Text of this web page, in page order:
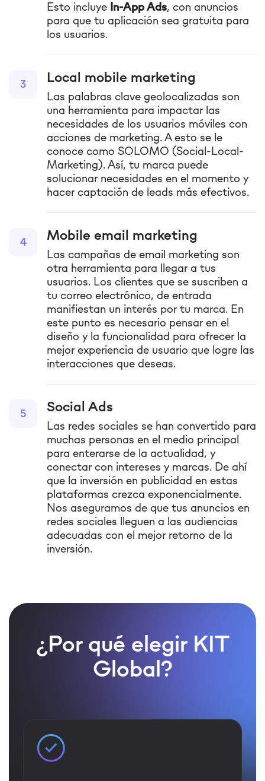
Esto incluye In-App Ads, con anuncios
para que tu aplicación sea gratuita para
los usuarios.
3 Local mobile marketing
Las palabras clave geolocalizadas son
una herramienta para impactar las
necesidades de los usuarios móviles con
acciones de marketing. A esto se le
conoce como SOLOMO (Social-Local-
Marketing). Así, tu marca puede
solucionar necesidades en el momento y
hacer captación de leads más efectivos.
4 Mobile email marketing
Las campañas de email marketing son
otra herramienta para llegar a tus
usuarios. Los clientes que se suscriben a
tu correo electrónico, de entrada
manifiestan un interés por tu marca. En
este punto es necesario pensar en el
diseño y la funcionalidad para ofrecer la
mejor experiencia de usuario que logre las
interacciones que deseas.
5 Social Ads
Las redes sociales se han convertido para
muchas personas en el medio principal
para enterarse de la actualidad, y
conectar con intereses y marcas. De ahí
que la inversión en publicidad en estas
plataformas crezca exponencialmente.
Nos aseguramos de que tus anuncios en
redes sociales lleguen a las audiencias
adecuadas con el mejor retorno de la
inversión.
¿Por qué elegir KIT
Global?